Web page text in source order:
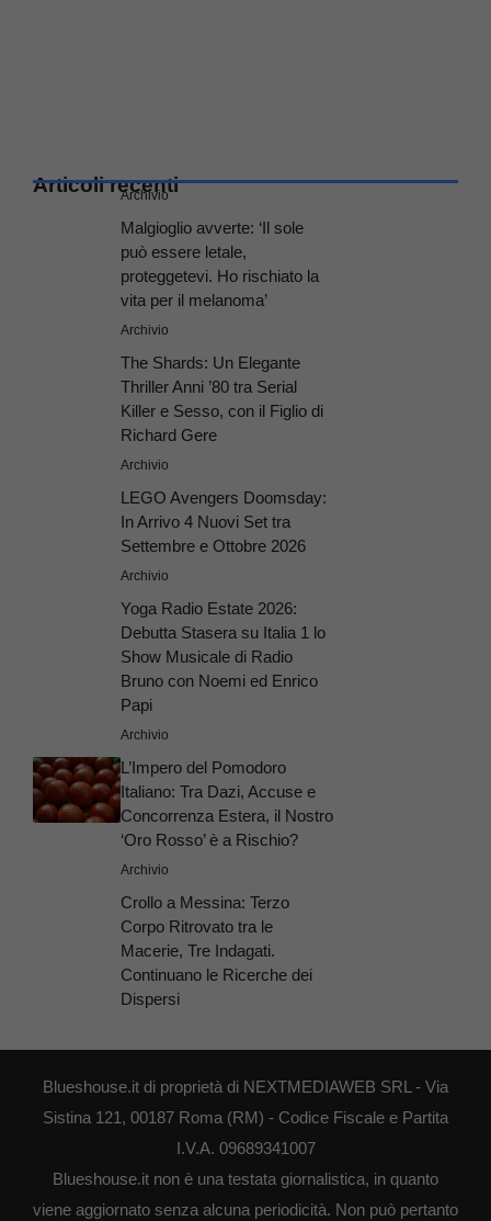
Articoli recenti
Archivio
Malgioglio avverte: ‘Il sole
può essere letale,
proteggetevi. Ho rischiato la
vita per il melanoma’
Archivio
The Shards: Un Elegante
Thriller Anni ’80 tra Serial
Killer e Sesso, con il Figlio di
Richard Gere
Archivio
LEGO Avengers Doomsday:
In Arrivo 4 Nuovi Set tra
Settembre e Ottobre 2026
Archivio
Yoga Radio Estate 2026:
Debutta Stasera su Italia 1 lo
Show Musicale di Radio
Bruno con Noemi ed Enrico
Papi
Archivio
L’Impero del Pomodoro
Italiano: Tra Dazi, Accuse e
Concorrenza Estera, il Nostro
‘Oro Rosso’ è a Rischio?
Archivio
Crollo a Messina: Terzo
Corpo Ritrovato tra le
Macerie, Tre Indagati.
Continuano le Ricerche dei
Dispersi
Blueshouse.it di proprietà di NEXTMEDIAWEB SRL - Via
Sistina 121, 00187 Roma (RM) - Codice Fiscale e Partita
I.V.A. 09689341007
Blueshouse.it non è una testata giornalistica, in quanto
viene aggiornato senza alcuna periodicità. Non può pertanto